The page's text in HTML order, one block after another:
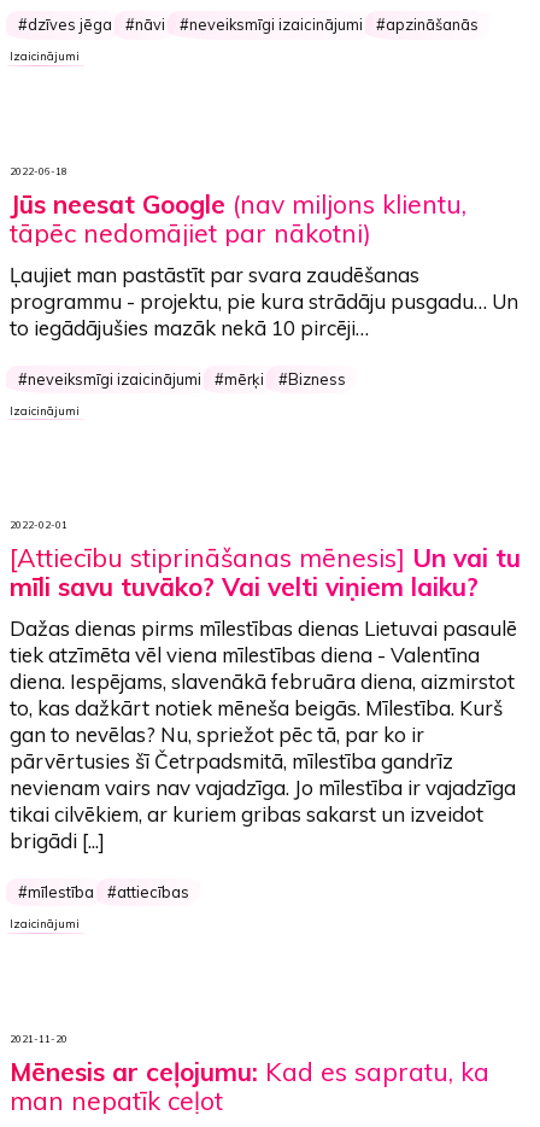
dzīves jēga nāvi neveiksmīgi izaicinājumi apzināšanās
Izaicinājumi
2022-06-18
Jūs neesat Google (nav miljons klientu,
tāpēc nedomājiet par nākotni)
Ļaujiet man pastāstīt par svara zaudēšanas
programmu - projektu, pie kura strādāju pusgadu… Un
to iegādājušies mazāk nekā 10 pircēji…
neveiksmīgi izaicinājumi mērķi Bizness
Izaicinājumi
2022-02-01
[Attiecību stiprināšanas mēnesis] Un vai tu
mīli savu tuvāko? Vai velti viņiem laiku?
Dažas dienas pirms mīlestības dienas Lietuvai pasaulē
tiek atzīmēta vēl viena mīlestības diena - Valentīna
diena. Iespējams, slavenākā februāra diena, aizmirstot
to, kas dažkārt notiek mēneša beigās. Mīlestība. Kurš
gan to nevēlas? Nu, spriežot pēc tā, par ko ir
pārvērtusies šī Četrpadsmitā, mīlestība gandrīz
nevienam vairs nav vajadzīga. Jo mīlestība ir vajadzīga
tikai cilvēkiem, ar kuriem gribas sakarst un izveidot
brigādi [...]
mīlestība attiecības
Izaicinājumi
2021-11-20
Mēnesis ar ceļojumu: Kad es sapratu, ka
man nepatīk ceļot